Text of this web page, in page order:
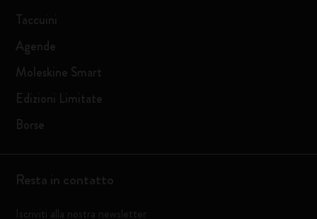
Taccuini
Agende
Moleskine Smart
Edizioni Limitate
Borse
Resta in contatto
Iscriviti alla nostra newsletter